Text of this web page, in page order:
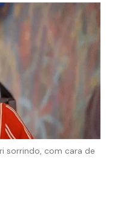
sorrindo, com cara de